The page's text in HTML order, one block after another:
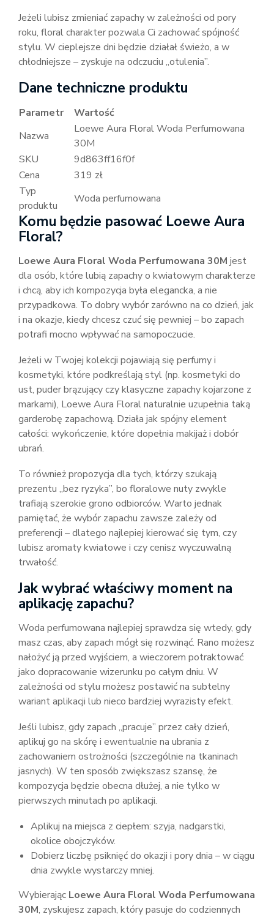
Jeżeli lubisz zmieniać zapachy w zależności od pory
roku, floral charakter pozwala Ci zachować spójność
stylu. W cieplejsze dni będzie działał świeżo, a w
chłodniejsze – zyskuje na odczuciu „otulenia”.
Dane techniczne produktu
Parametr
Wartość
Nazwa
Loewe Aura Floral Woda Perfumowana
30M
SKU
9d863ff16f0f
Cena
319 zł
Typ
produktu
Woda perfumowana
Komu będzie pasować Loewe Aura
Floral?
Loewe Aura Floral Woda Perfumowana 30M jest
dla osób, które lubią zapachy o kwiatowym charakterze
i chcą, aby ich kompozycja była elegancka, a nie
przypadkowa. To dobry wybór zarówno na co dzień, jak
i na okazje, kiedy chcesz czuć się pewniej – bo zapach
potrafi mocno wpływać na samopoczucie.
Jeżeli w Twojej kolekcji pojawiają się perfumy i
kosmetyki, które podkreślają styl (np. kosmetyki do
ust, puder brązujący czy klasyczne zapachy kojarzone z
markami), Loewe Aura Floral naturalnie uzupełnia taką
garderobę zapachową. Działa jak spójny element
całości: wykończenie, które dopełnia makijaż i dobór
ubrań.
To również propozycja dla tych, którzy szukają
prezentu „bez ryzyka”, bo floralowe nuty zwykle
trafiają szerokie grono odbiorców. Warto jednak
pamiętać, że wybór zapachu zawsze zależy od
preferencji – dlatego najlepiej kierować się tym, czy
lubisz aromaty kwiatowe i czy cenisz wyczuwalną
trwałość.
Jak wybrać właściwy moment na
aplikację zapachu?
Woda perfumowana najlepiej sprawdza się wtedy, gdy
masz czas, aby zapach mógł się rozwinąć. Rano możesz
nałożyć ją przed wyjściem, a wieczorem potraktować
jako dopracowanie wizerunku po całym dniu. W
zależności od stylu możesz postawić na subtelny
wariant aplikacji lub nieco bardziej wyrazisty efekt.
Jeśli lubisz, gdy zapach „pracuje” przez cały dzień,
aplikuj go na skórę i ewentualnie na ubrania z
zachowaniem ostrożności (szczególnie na tkaninach
jasnych). W ten sposób zwiększasz szansę, że
kompozycja będzie obecna dłużej, a nie tylko w
pierwszych minutach po aplikacji.
Aplikuj na miejsca z ciepłem: szyja, nadgarstki,
okolice obojczyków.
Dobierz liczbę psiknięć do okazji i pory dnia – w ciągu
dnia zwykle wystarczy mniej.
Wybierając Loewe Aura Floral Woda Perfumowana
30M, zyskujesz zapach, który pasuje do codziennych